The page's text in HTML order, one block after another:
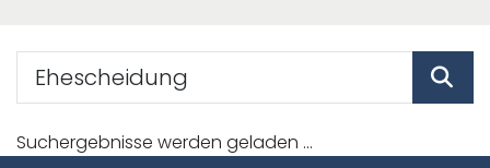
Suchergebnisse werden geladen ...